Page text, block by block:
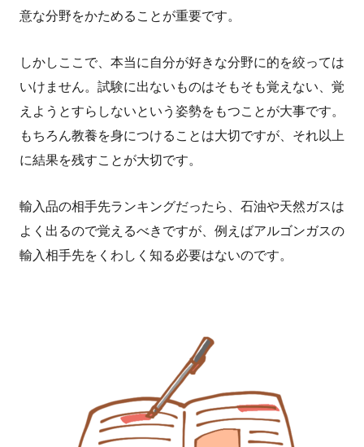
意な分野をかためることが重要です。
しかしここで、本当に自分が好きな分野に的を絞っては
いけません。試験に出ないものはそもそも覚えない、覚
えようとすらしないという姿勢をもつことが大事です。
もちろん教養を身につけることは大切ですが、それ以上
に結果を残すことが大切です。
輸入品の相手先ランキングだったら、石油や天然ガスは
よく出るので覚えるべきですが、例えばアルゴンガスの
輸入相手先をくわしく知る必要はないのです。